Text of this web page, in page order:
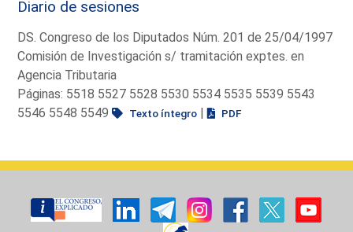
Diario de sesiones
DS. Congreso de los Diputados Núm. 201 de 25/04/1997
Comisión de Investigación s/ tramitación exptes. en
Agencia Tributaria
Páginas: 5518 5527 5528 5530 5534 5535 5539 5543
5546 5548 5549
Texto íntegro | PDF